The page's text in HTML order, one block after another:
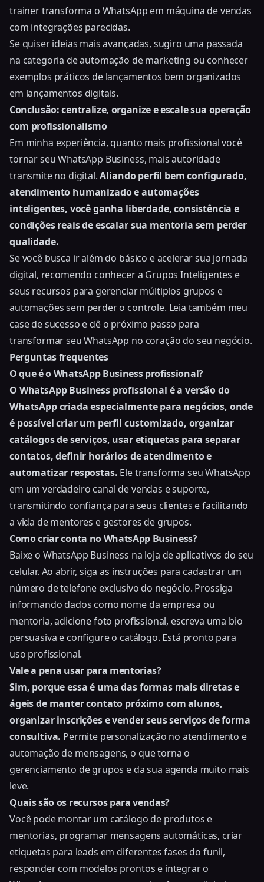
trainer transforma o WhatsApp em máquina de vendas
com integrações parecidas.
Se quiser ideias mais avançadas, sugiro uma passada
na categoria de automação de marketing ou conhecer
exemplos práticos de lançamentos bem organizados
em lançamentos digitais.
Conclusão: centralize, organize e escale sua operação
com profissionalismo
Em minha experiência, quanto mais profissional você
tornar seu WhatsApp Business, mais autoridade
transmite no digital.Aliando perfil bem configurado,
atendimento humanizado e automações
inteligentes, você ganha liberdade, consistência e
condições reais de escalar sua mentoria sem perder
qualidade.
Se você busca ir além do básico e acelerar sua jornada
digital, recomendo conhecer a Grupos Inteligentes e
seus recursos para gerenciar múltiplos grupos e
automações sem perder o controle. Leia também meu
case de sucesso e dê o próximo passo para
transformar seu WhatsApp no coração do seu negócio.
Perguntas frequentes
O que é o WhatsApp Business profissional?
O WhatsApp Business profissional é a versão do
WhatsApp criada especialmente para negócios, onde
é possível criar um perfil customizado, organizar
catálogos de serviços, usar etiquetas para separar
contatos, definir horários de atendimento e
automatizar respostas. Ele transforma seu WhatsApp
em um verdadeiro canal de vendas e suporte,
transmitindo confiança para seus clientes e facilitando
a vida de mentores e gestores de grupos.
Como criar conta no WhatsApp Business?
Baixe o WhatsApp Business na loja de aplicativos do seu
celular. Ao abrir, siga as instruções para cadastrar um
número de telefone exclusivo do negócio. Prossiga
informando dados como nome da empresa ou
mentoria, adicione foto profissional, escreva uma bio
persuasiva e configure o catálogo. Está pronto para
uso profissional.
Vale a pena usar para mentorias?
Sim, porque essa é uma das formas mais diretas e
ágeis de manter contato próximo com alunos,
organizar inscrições e vender seus serviços de forma
consultiva. Permite personalização no atendimento e
automação de mensagens, o que torna o
gerenciamento de grupos e da sua agenda muito mais
leve.
Quais são os recursos para vendas?
Você pode montar um catálogo de produtos e
mentorias, programar mensagens automáticas, criar
etiquetas para leads em diferentes fases do funil,
responder com modelos prontos e integrar o